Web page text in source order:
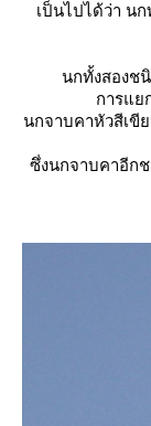
เป็นไปได้ว่า น
นกทั้งสองช
การแย
นกจาบคาหัวสีเขี
ซึ่งนกจาบคาอีก